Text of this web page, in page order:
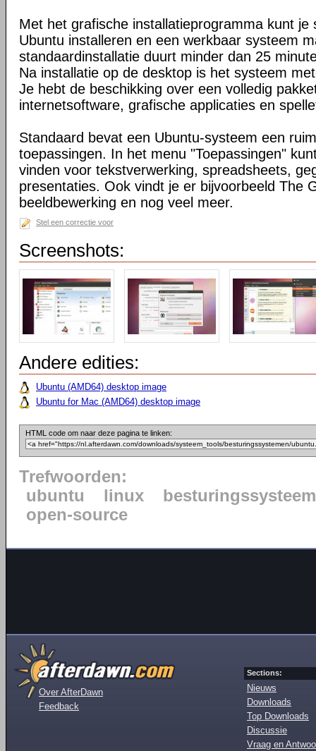
Met het grafische installatieprogramma kunt je
Ubuntu installeren en een werkbaar systeem
standaardinstallatie duurt minder dan 25
Na installatie op de desktop is het systeem
Je hebt de beschikking over een volledig
internetsoftware, grafische applicaties en
Standaard bevat een Ubuntu-systeem een
toepassingen. In het menu "Toepassingen"
vinden voor tekstverwerking, spreadsheets,
presentaties. Ook vindt je er bijvoorbeeld The
beeldbewerking en nog veel meer.
Stel een correctie voor
Screenshots:
Andere edities:
Ubuntu (AMD64) desktop image
Ubuntu for Mac (AMD64) desktop image
HTML code om naar deze pagina te linken:
Trefwoorden:
ubuntu
linux
besturingssysteem
open-source
Over AfterDawn
Feedback
Sections:
Nieuws
Downloads
Top Downloads
Discussie
Vraag en